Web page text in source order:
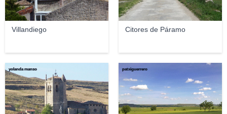
Villandiego Citores de Páramo
yolanda manso patxiguerrero